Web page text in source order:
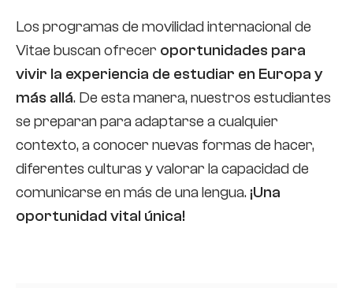
Los programas de movilidad internacional de
Vitae buscan ofrecer oportunidades para
vivir la experiencia de estudiar en Europa y
más allá. De esta manera, nuestros estudiantes
se preparan para adaptarse a cualquier
contexto, a conocer nuevas formas de hacer,
diferentes culturas y valorar la capacidad de
comunicarse en más de una lengua. ¡Una
oportunidad vital única!